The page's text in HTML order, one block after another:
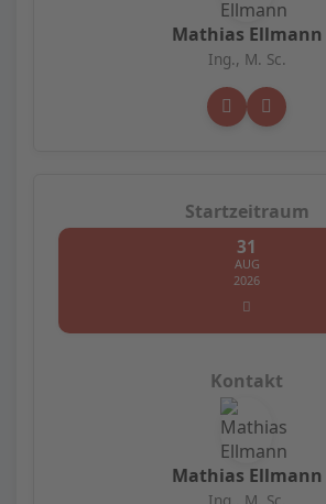
Mathias Ellmann
Ing., M. Sc.
31
AUG
2026
Mathias Ellmann